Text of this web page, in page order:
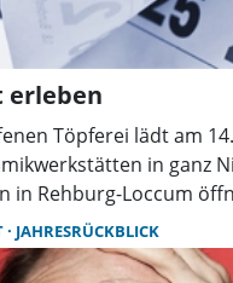
erleben
Töpferei lädt am
in ganz
in Rehburg-Loccum
sie mit ihrer
JAHRESRÜCKBLICK